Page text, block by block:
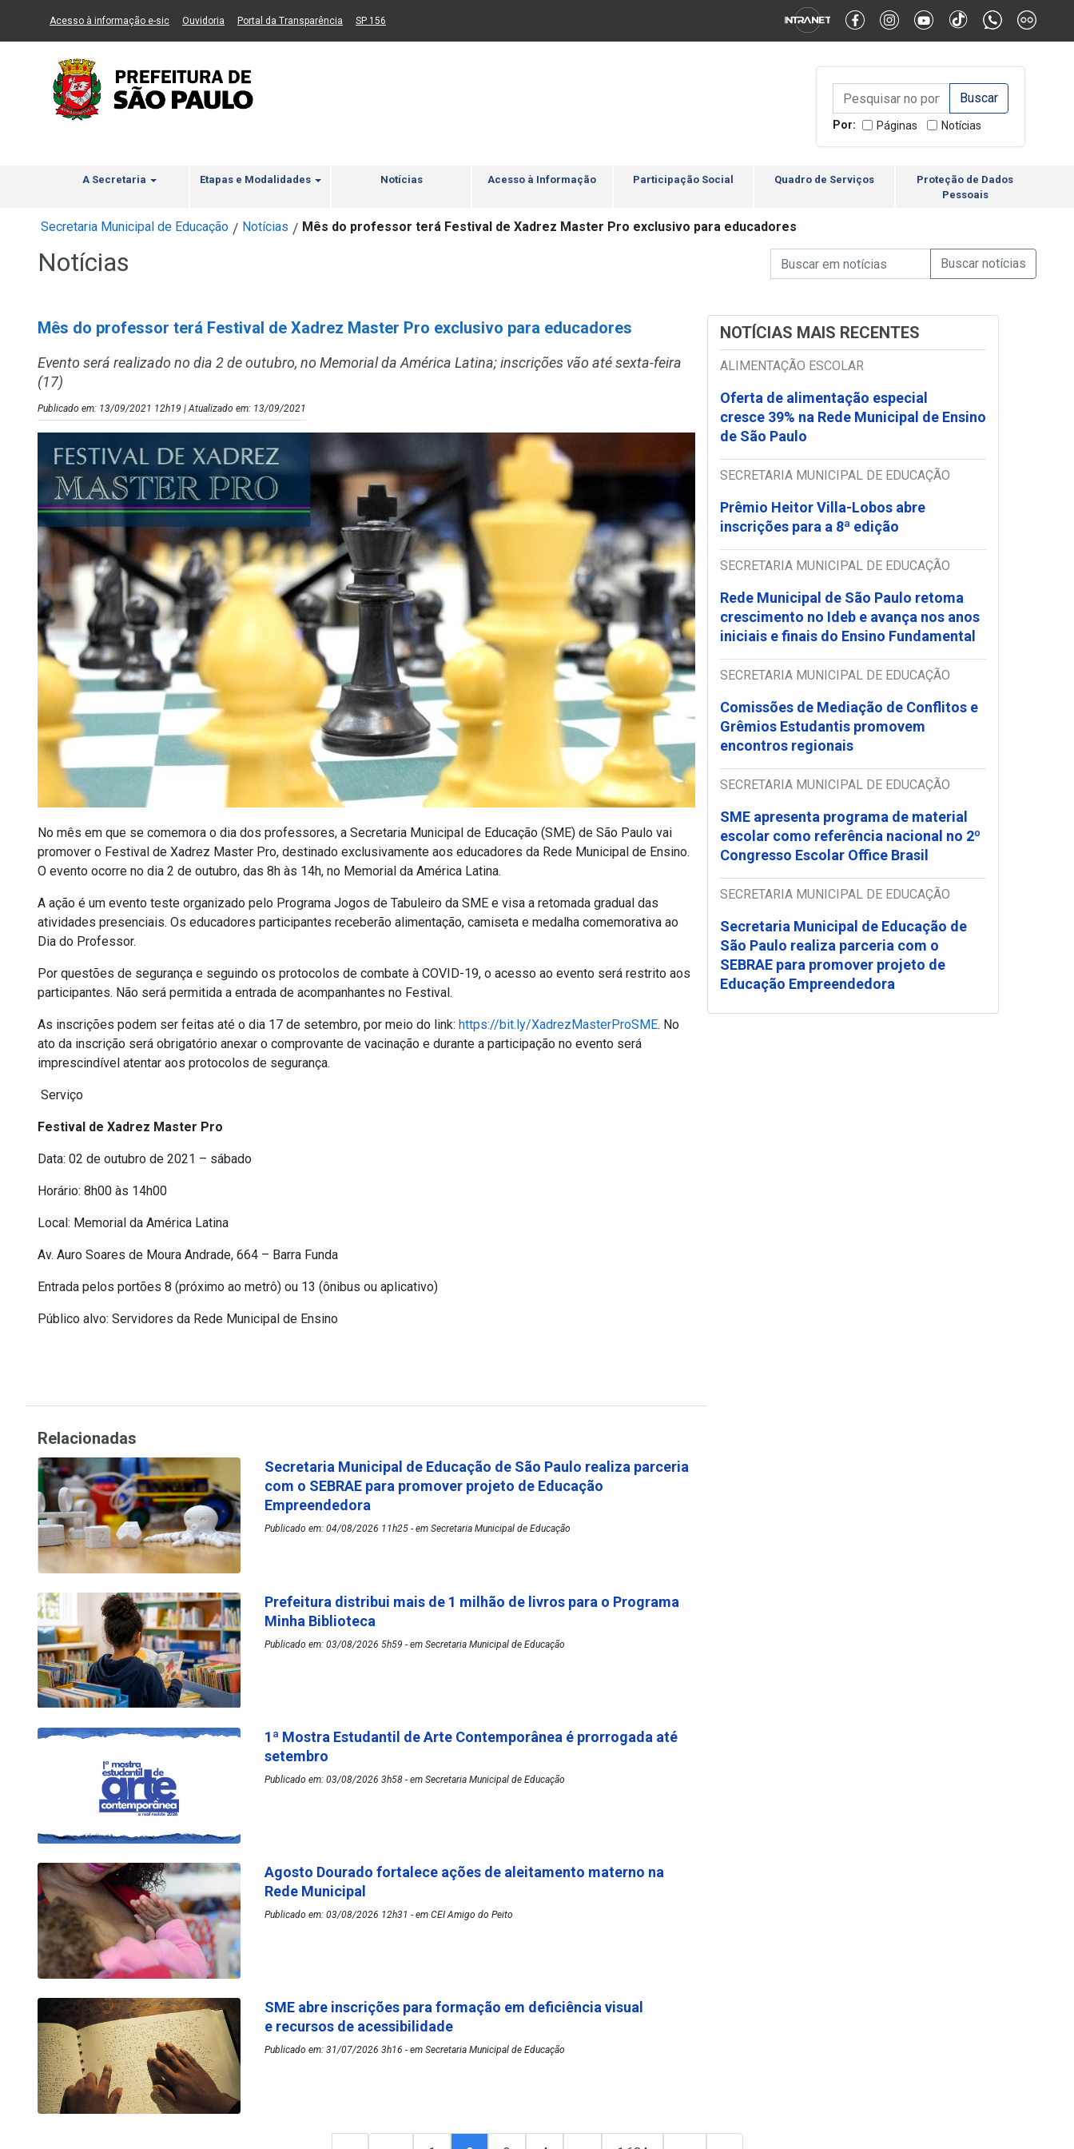
Ir ao Conteúdo Ir para menu principal 2 Ir para busca Ir para rodapé Alternar Alto Contraste Alternar Tamanho da Fonte
Acesso à informação e-sic(Link para um novo sítio)
Ouvidoria (Link para um novo sítio)
Portal da Transparência (Link para um novo sítio)
SP 156
Campo de Busca de
Campo de Busca de informaçõesEnviar a Busca
Por: Páginas Notícias
A Secretaria Etapas e Modalidades Notícias Acesso à Informação Participação Social Quadro de Serviços
Proteção de Dados
Pessoais
Secretaria Municipal de Educação / Notícias / Mês do professor terá Festival de Xadrez Master Pro exclusivo para educadores
Notícias Campo de Busca de Notícias
Campo de Busca de informaçõesEnviar a Busca de
Mês do professor terá Festival de Xadrez Master Pro exclusivo para educadores
Evento será realizado no dia 2 de outubro, no Memorial da América Latina; inscrições vão até sexta-feira
(17)
Publicado em: 13/09/2021 12h19 | Atualizado em: 13/09/2021
No mês em que se comemora o dia dos professores, a Secretaria Municipal de Educação (SME) de São Paulo vai
promover o Festival de Xadrez Master Pro, destinado exclusivamente aos educadores da Rede Municipal de Ensino.
O evento ocorre no dia 2 de outubro, das 8h às 14h, no Memorial da América Latina.
A ação é um evento teste organizado pelo Programa Jogos de Tabuleiro da SME e visa a retomada gradual das
atividades presenciais. Os educadores participantes receberão alimentação, camiseta e medalha comemorativa ao
Dia do Professor.
Por questões de segurança e seguindo os protocolos de combate à COVID-19, o acesso ao evento será restrito aos
participantes. Não será permitida a entrada de acompanhantes no Festival.
As inscrições podem ser feitas até o dia 17 de setembro, por meio do link: https://bit.ly/XadrezMasterProSME. No
ato da inscrição será obrigatório anexar o comprovante de vacinação e durante a participação no evento será
imprescindível atentar aos protocolos de segurança.
Serviço
Festival de Xadrez Master Pro
Data: 02 de outubro de 2021 – sábado
Horário: 8h00 às 14h00
Local: Memorial da América Latina
Av. Auro Soares de Moura Andrade, 664 – Barra Funda
Entrada pelos portões 8 (próximo ao metrô) ou 13 (ônibus ou aplicativo)
Público alvo: Servidores da Rede Municipal de Ensino
NOTÍCIAS MAIS RECENTES
ALIMENTAÇÃO ESCOLAR
Oferta de alimentação especial
cresce 39% na Rede Municipal de Ensino
de São Paulo
SECRETARIA MUNICIPAL DE EDUCAÇÃO
Prêmio Heitor Villa-Lobos abre
inscrições para a 8ª edição
SECRETARIA MUNICIPAL DE EDUCAÇÃO
Rede Municipal de São Paulo retoma
crescimento no Ideb e avança nos anos
iniciais e finais do Ensino Fundamental
SECRETARIA MUNICIPAL DE EDUCAÇÃO
Comissões de Mediação de Conflitos e
Grêmios Estudantis promovem
encontros regionais
SECRETARIA MUNICIPAL DE EDUCAÇÃO
SME apresenta programa de material
escolar como referência nacional no 2º
Congresso Escolar Office Brasil
SECRETARIA MUNICIPAL DE EDUCAÇÃO
Secretaria Municipal de Educação de
São Paulo realiza parceria com o
SEBRAE para promover projeto de
Educação Empreendedora
Relacionadas
Secretaria Municipal de Educação de São Paulo realiza parceria
com o SEBRAE para promover projeto de Educação
Empreendedora
Publicado em: 04/08/2026 11h25 - em Secretaria Municipal de Educação
Prefeitura distribui mais de 1 milhão de livros para o Programa
Minha Biblioteca
Publicado em: 03/08/2026 5h59 - em Secretaria Municipal de Educação
1ª Mostra Estudantil de Arte Contemporânea é prorrogada até
setembro
Publicado em: 03/08/2026 3h58 - em Secretaria Municipal de Educação
Agosto Dourado fortalece ações de aleitamento materno na
Rede Municipal
Publicado em: 03/08/2026 12h31 - em CEI Amigo do Peito
SME abre inscrições para formação em deficiência visual
e recursos de acessibilidade
Publicado em: 31/07/2026 3h16 - em Secretaria Municipal de Educação